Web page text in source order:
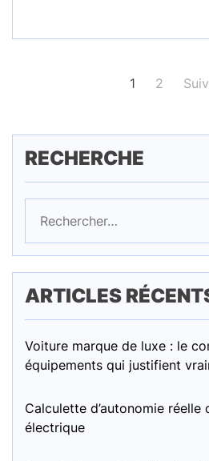
publications
1 2
RECHERCHE
ARTICLES
Voiture marque de luxe : le
équipements qui justifient
Calculette d’autonomie
électrique